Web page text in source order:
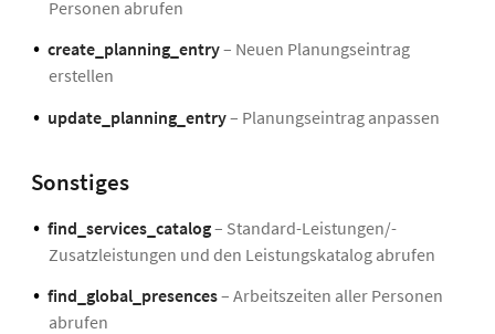
Personen abrufen
create_planning_entry– Neuen Planungseintrag
erstellen
update_planning_entry– Planungseintrag anpassen
Sonstiges
find_services_catalog– Standard-Leistungen/-
Zusatzleistungen und den Leistungskatalog abrufen
find_global_presences– Arbeitszeiten aller Personen
abrufen